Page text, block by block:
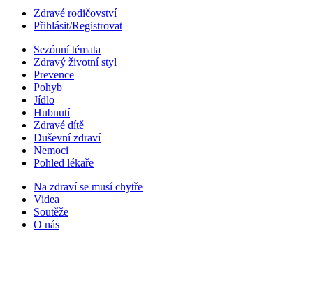
Zdravé rodičovství
Přihlásit/Registrovat
Sezónní témata
Zdravý životní styl
Prevence
Pohyb
Jídlo
Hubnutí
Zdravé dítě
Duševní zdraví
Nemoci
Pohled lékaře
Na zdraví se musí chytře
Videa
Soutěže
O nás